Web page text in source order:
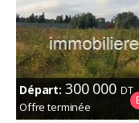
Départ: 300 000 DT
Offre terminée